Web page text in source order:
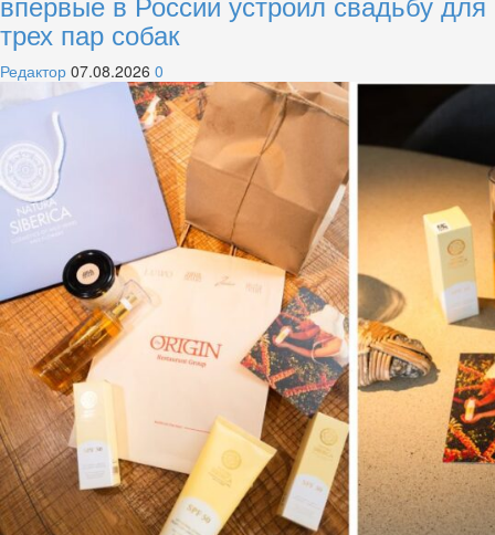
трех пар собак
Редактор 07.08.2026 0